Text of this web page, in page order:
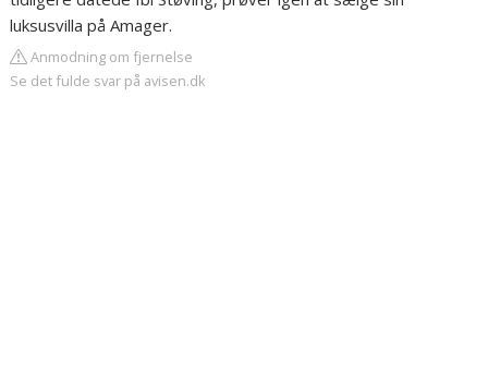
luksusvilla på Amager.
Anmodning om fjernelse
Se det fulde svar på avisen.dk